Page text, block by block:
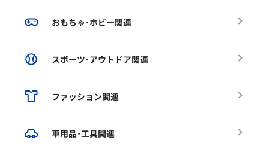
おもちゃ･ホビー関連
スポーツ･アウトドア関連
ファッション関連
車用品･工具関連